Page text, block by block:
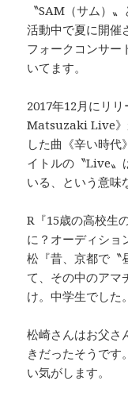
〝SAM（サム）
活動中で夏に開催
フォークコンサー
いてます。
2017年12月にリ
Matsuzaki Live》
した曲《辛い時代
イトルの〝Live〟
いる、という意味
R『15歳の高校生
に？オーディショ
松『昔、京都で〝
て、その中のアマ
け。中学生でした
松崎さんはお父さ
きだったそうです
い気がします。